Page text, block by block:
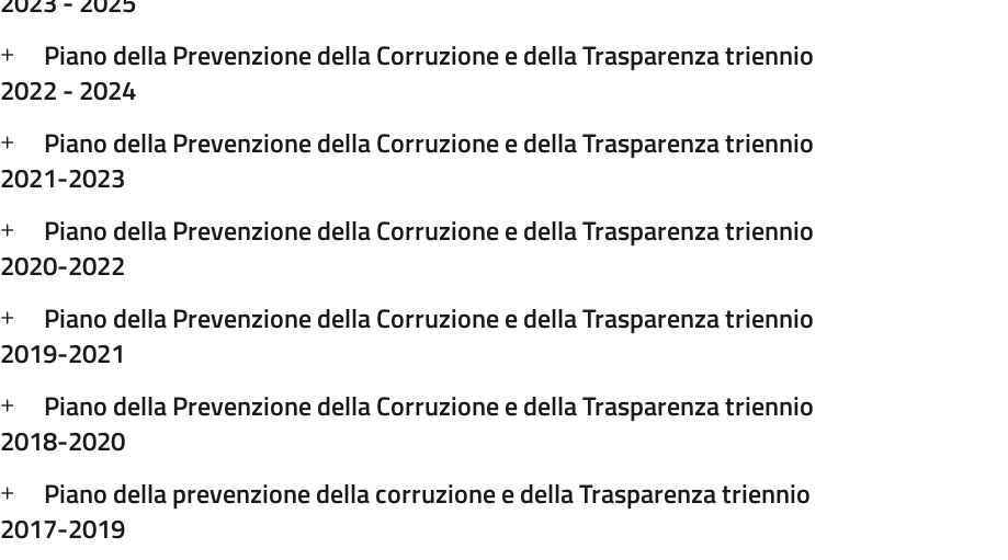
Piano della Prevenzione della Corruzione e della Trasparenza triennio
2022 - 2024
Piano della Prevenzione della Corruzione e della Trasparenza triennio
2021-2023
Piano della Prevenzione della Corruzione e della Trasparenza triennio
2020-2022
Piano della Prevenzione della Corruzione e della Trasparenza triennio
2019-2021
Piano della Prevenzione della Corruzione e della Trasparenza triennio
2018-2020
Piano della prevenzione della corruzione e della Trasparenza triennio
2017-2019